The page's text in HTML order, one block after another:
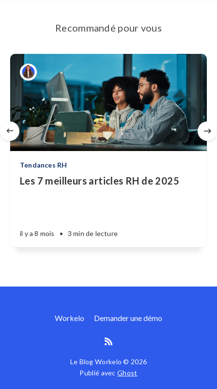
Recommandé pour vous
Tendances RH
Les 7 meilleurs articles RH de 2025
il y a 8 mois • 3 min de lecture
Workelo Demander une démo
Le Blog Workelo © 2026
Publié avecGhost